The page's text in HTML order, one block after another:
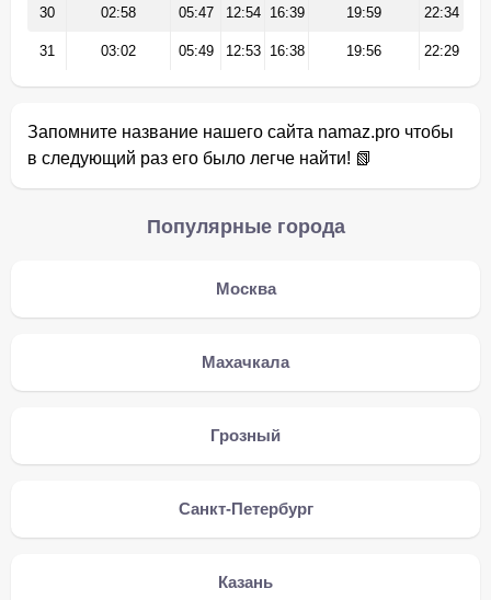
30 02:58 05:47 12:54 16:39 19:59 22:34
31 03:02 05:49 12:53 16:38 19:56 22:29
Запомните название нашего сайта namaz.pro чтобы
в следующий раз его было легче найти! 📗
Популярные города
Москва
Махачкала
Грозный
Санкт-Петербург
Казань